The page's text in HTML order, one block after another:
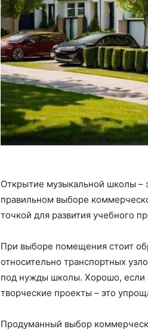
Открытие музыкальной школы –
правильном выборе
точкой для развития учебного
При выборе помещения стоит
относительно транспортных
под нужды школы. Хорошо, если
творческие проекты – это
Продуманный выбор